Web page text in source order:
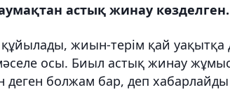
астық жинау көзделген.
жиын-терім қай уақытқа
мәселе осы. Биыл астық жинау
деген болжам бар, деп хабарлайды